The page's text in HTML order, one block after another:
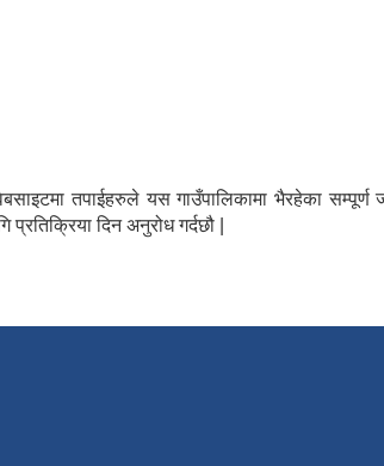
तपाईहरुले यस गाउँपालिकामा भैरहेका
दिन अनुरोध गर्दछौ |